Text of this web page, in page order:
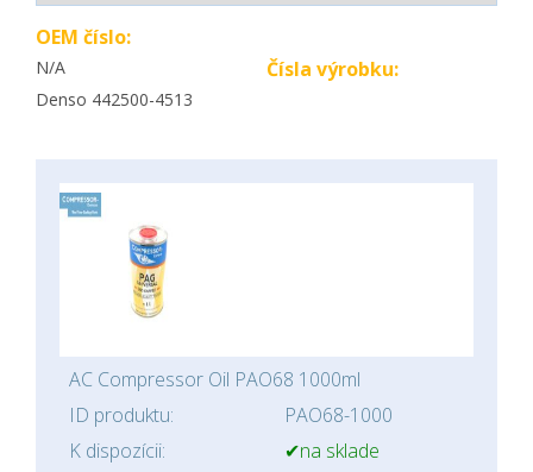
OEM číslo:
N/A Čísla výrobku:
Denso 442500-4513
AC Compressor Oil PAO68 1000ml
ID produktu:
PAO68-1000
K dispozícii:
✔na sklade